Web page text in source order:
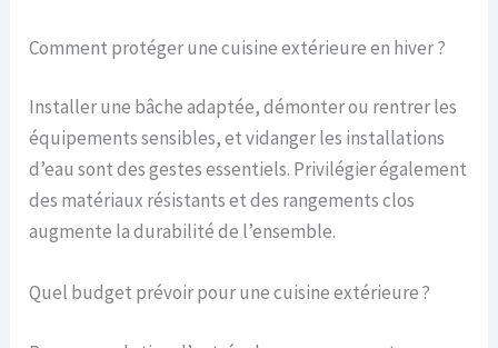
Comment protéger une cuisine extérieure en hiver ?
Installer une bâche adaptée, démonter ou rentrer les
équipements sensibles, et vidanger les installations
d’eau sont des gestes essentiels. Privilégier également
des matériaux résistants et des rangements clos
augmente la durabilité de l’ensemble.
Quel budget prévoir pour une cuisine extérieure ?